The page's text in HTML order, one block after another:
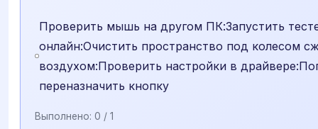
Проверить мышь на другом ПК:Запустить
онлайн:Очистить пространство под колесом
воздухом:Проверить настройки в
переназначить кнопку
Выполнено: 0 / 1